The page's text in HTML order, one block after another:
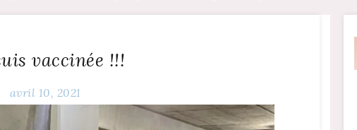
vaccinée !!!
avril 10, 2021